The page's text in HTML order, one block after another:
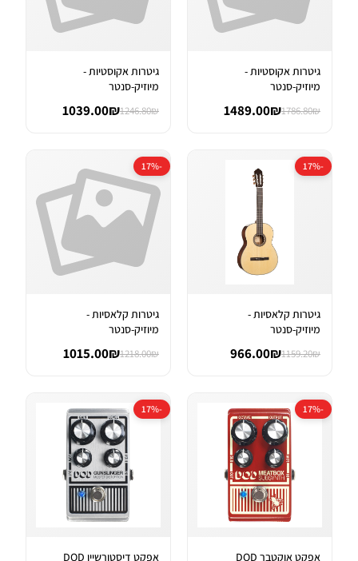
גיטרות אקוסטיות -
מיוזיק-סנטר
1786.80₪
1489.00₪
גיטרות אקוסטיות -
מיוזיק-סנטר
1246.80₪
1039.00₪
-17%
גיטרות קלאסיות -
מיוזיק-סנטר
1159.20₪
966.00₪
-17%
גיטרות קלאסיות -
מיוזיק-סנטר
1218.00₪
1015.00₪
-17%
אפקט אוקטבר DOD
-17%
אפקט דיסטורשיין DOD